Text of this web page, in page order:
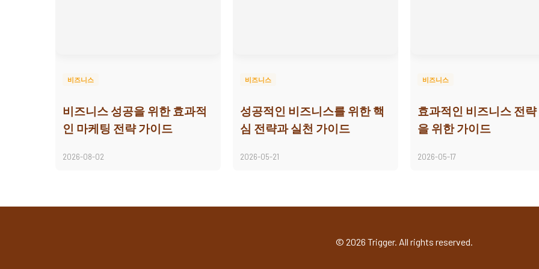
비즈니스
비즈니스 성공을 위한 효과적
인 마케팅 전략 가이드
2026-08-02
비즈니스
성공적인 비즈니스를 위한 핵
심 전략과 실천 가이드
2026-05-21
비즈니스
효과적인 비즈니스 전
을 위한 가이드
2026-05-17
© 2026 Trigger. All rights reserved.